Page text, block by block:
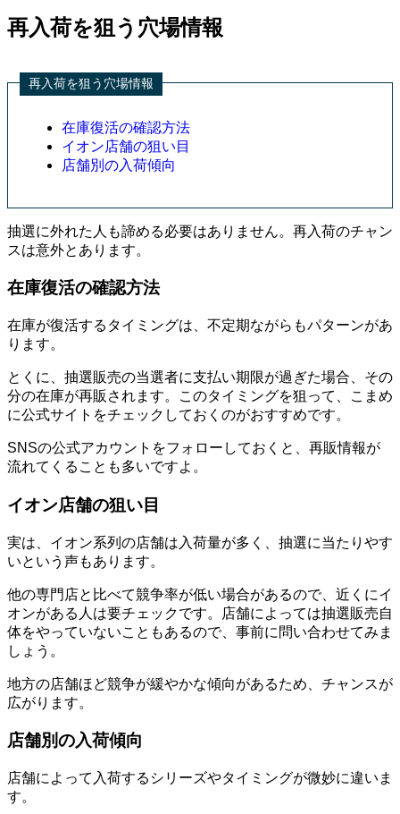
再入荷を狙う穴場情報
再入荷を狙う穴場情報
在庫復活の確認方法
イオン店舗の狙い目
店舗別の入荷傾向
抽選に外れた人も諦める必要はありません。再入荷のチャン
スは意外とあります。
在庫復活の確認方法
在庫が復活するタイミングは、不定期ながらもパターンがあ
ります。
とくに、抽選販売の当選者に支払い期限が過ぎた場合、その
分の在庫が再販されます。このタイミングを狙って、こまめ
に公式サイトをチェックしておくのがおすすめです。
SNSの公式アカウントをフォローしておくと、再販情報が
流れてくることも多いですよ。
イオン店舗の狙い目
実は、イオン系列の店舗は入荷量が多く、抽選に当たりやす
いという声もあります。
他の専門店と比べて競争率が低い場合があるので、近くにイ
オンがある人は要チェックです。店舗によっては抽選販売自
体をやっていないこともあるので、事前に問い合わせてみま
しょう。
地方の店舗ほど競争が緩やかな傾向があるため、チャンスが
広がります。
店舗別の入荷傾向
店舗によって入荷するシリーズやタイミングが微妙に違いま
す。